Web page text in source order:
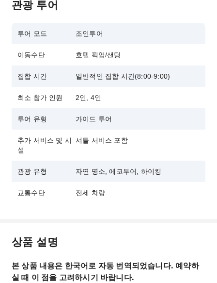
관광 투어
투어 모드 조인투어
이동수단 호텔 픽업/샌딩
집합 시간 일반적인 집합 시간(8:00-9:00)
최소 참가 인원 2인, 4인
투어 유형 가이드 투어
추가 서비스 및 시
설
셔틀 서비스 포함
관광 유형 자연 명소, 에코투어, 하이킹
교통수단 전세 차량
상품 설명
본 상품 내용은 한국어로 자동 번역되었습니다. 예약하
실 때 이 점을 고려하시기 바랍니다.